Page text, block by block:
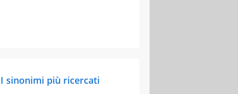
I sinonimi più ricercati